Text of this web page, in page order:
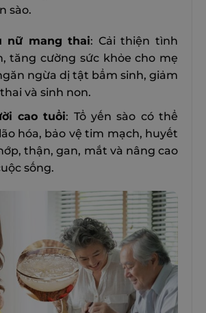
sào.
nữ mang thai: Cải thiện tình
tăng cường sức khỏe cho mẹ
ngừa dị tật bẩm sinh, giảm
và sinh non.
cao tuổi: Tổ yến sào có thể
hóa, bảo vệ tim mạch, huyết
thận, gan, mắt và nâng cao
sống.